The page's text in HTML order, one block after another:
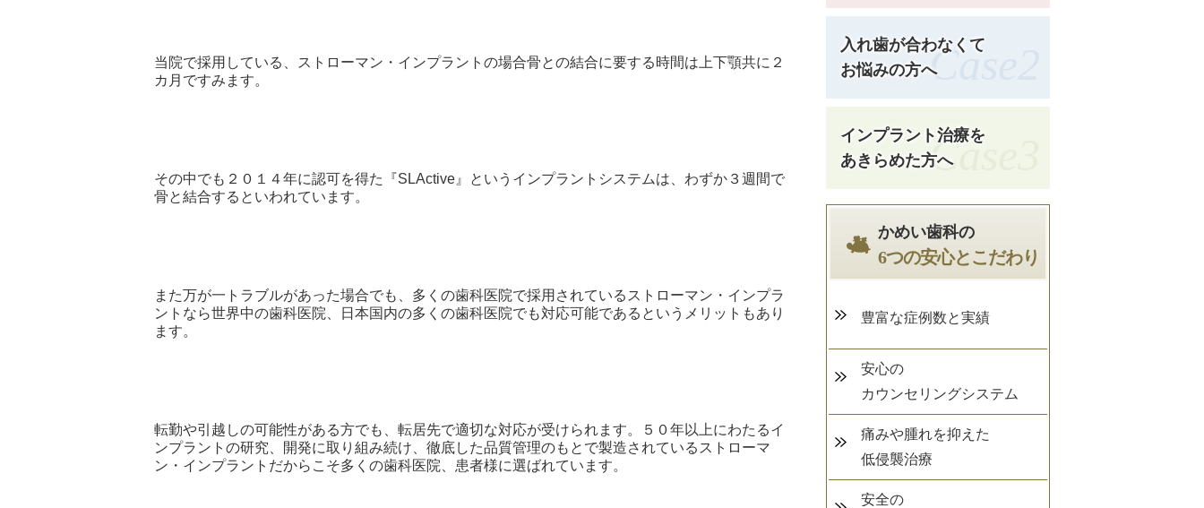
当院で採用している、ストローマン・インプラントの場合骨との結合に要する時間は上下顎共に２
カ月ですみます。
その中でも２０１４年に認可を得た『SLActive 』というインプラントシステムは、わずか３週間で
骨と結合するといわれています。
また万が一トラブルがあった場合でも、多くの歯科医院で採用されているストローマン・インプラ
ントなら世界中の歯科医院、日本国内の多くの歯科医院でも対応可能であるというメリットもあり
ます。
転勤や引越しの可能性がある方でも、転居先で適切な対応が受けられます。５０年以上にわたるイ
ンプラントの研究、開発に取り組み続け、徹底した品質管理のもとで製造されているストローマ
ン・インプラントだからこそ多くの歯科医院、患者様に選ばれています。
2024-11(0)
2024-09(0)
入れ歯が合わなくて
お悩みの方へCase2
インプラント治療を
あきらめた方へCase3
かめい歯科の
6つの安心とこだわり
豊富な症例数と実績
安心の
カウンセリングシステム
痛みや腫れを抑えた
低侵襲治療
安全の